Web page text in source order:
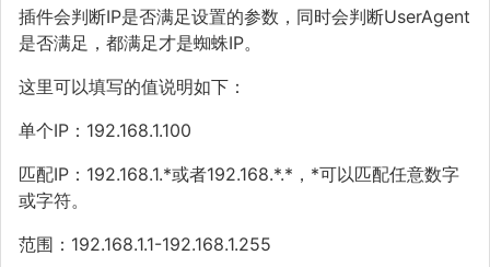
插件会判断IP是否满足设置的参数，同时会判断UserAgent
是否满足，都满足才是蜘蛛IP。
这里可以填写的值说明如下：
单个IP：192.168.1.100
匹配IP：192.168.1.*或者192.168.*.*，*可以匹配任意数字
或字符。
范围：192.168.1.1-192.168.1.255